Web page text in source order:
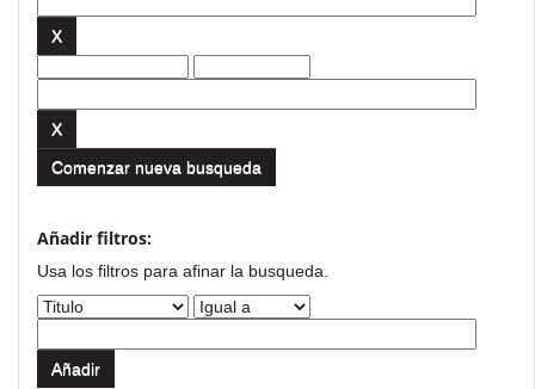
Comenzar nueva busqueda
Añadir filtros:
Usa los filtros para afinar la busqueda.